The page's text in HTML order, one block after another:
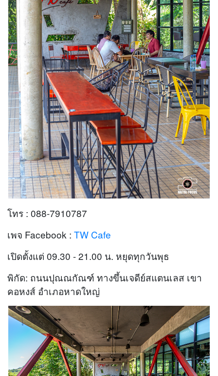
โทร : 088-7910787
เพจ Facebook : TW Cafe
เปิดตั้งแต่ 09.30 - 21.00 น. หยุดทุกวันพุธ
พิกัด: ถนนปุณณกัณฑ์ ทางขึ้นเจดีย์สแตนเลส เขา
คอหงส์ อำเภอหาดใหญ่